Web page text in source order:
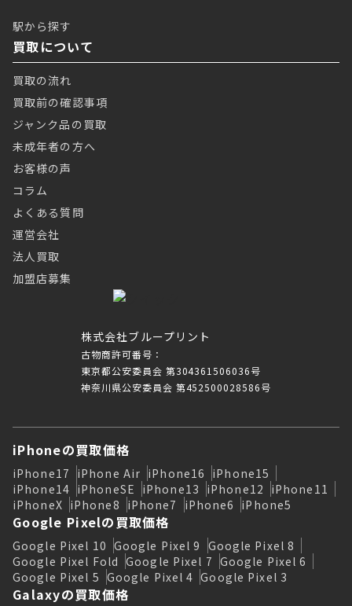
株式会社ブループリント
古物商許可番号：
東京都公安委員会 第304361506036号
神奈川県公安委員会 第452500028586号
駅から探す
買取について
買取の流れ
買取前の確認事項
ジャンク品の買取
未成年者の方へ
お客様の声
コラム
よくある質問
運営会社
法人買取
加盟店募集
iPhoneの買取価格
iPhone17 iPhone Air iPhone16 iPhone15
iPhone14 iPhoneSE iPhone13 iPhone12 iPhone11
iPhoneX iPhone8 iPhone7 iPhone6 iPhone5
Google Pixelの買取価格
Google Pixel 10 Google Pixel 9 Google Pixel 8
Google Pixel Fold Google Pixel 7 Google Pixel 6
Google Pixel 5 Google Pixel 4 Google Pixel 3
Galaxyの買取価格